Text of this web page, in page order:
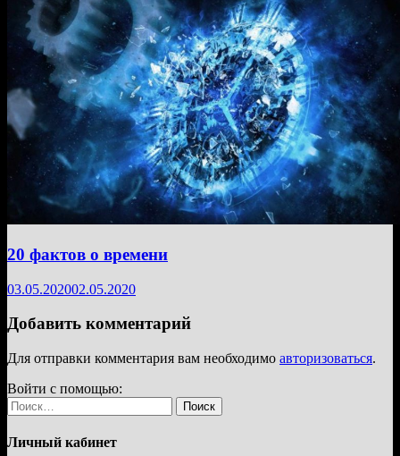
20 фактов о времени
03.05.202002.05.2020
Добавить комментарий
Для отправки комментария вам необходимо авторизоваться.
Войти с помощью:
Найти:
Личный кабинет